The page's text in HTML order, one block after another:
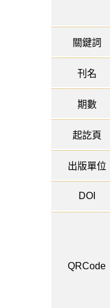
關鍵詞
刊名
期數
起訖頁
出版單位
DOI
QRCode